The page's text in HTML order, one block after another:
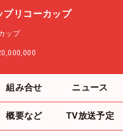
プリコーカップ
ップ
組み合せ ニュース
概要など TV放送予定